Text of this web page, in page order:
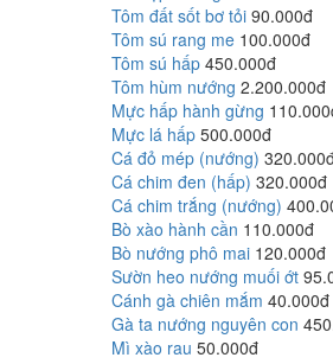
Tôm đất sốt bơ tỏi 90.000đ
Tôm sú rang me 100.000đ
Tôm sú hấp 450.000đ
Tôm hùm nướng 2.200.000đ
Mực hấp hành gừng
Mực lá hấp 500.000đ
Cá đỏ mép (nướng)
Cá chim đen (hấp) 320.000đ
Cá chim trắng (nướng)
Bò xào hành cần 110.000đ
Bò nướng phô mai 120.000đ
Sườn heo nướng muối ớt
Cánh gà chiên mắm 40.000đ
Gà ta nướng nguyên con
Mì xào rau 50.000đ